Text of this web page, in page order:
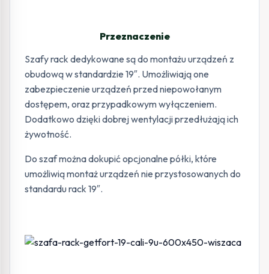
Przeznaczenie
Szafy rack dedykowane są do montażu urządzeń z
obudową w standardzie 19″. Umożliwiają one
zabezpieczenie urządzeń przed niepowołanym
dostępem, oraz przypadkowym wyłączeniem.
Dodatkowo dzięki dobrej wentylacji przedłużają ich
żywotność.
Do szaf można dokupić opcjonalne półki, które
umożliwią montaż urządzeń nie przystosowanych do
standardu rack 19″.